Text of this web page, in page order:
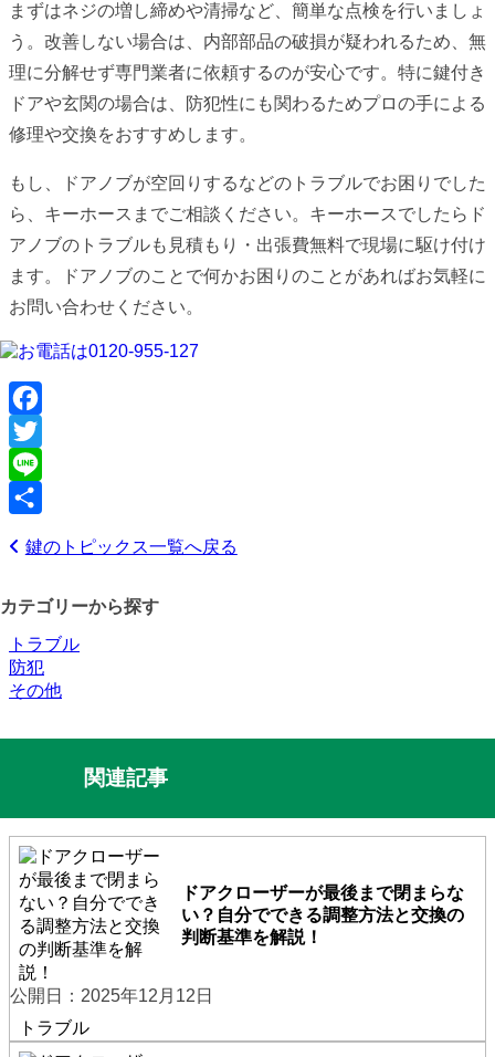
まずはネジの増し締めや清掃など、簡単な点検を行いましょ
う。改善しない場合は、内部部品の破損が疑われるため、無
理に分解せず専門業者に依頼するのが安心です。特に鍵付き
ドアや玄関の場合は、防犯性にも関わるためプロの手による
修理や交換をおすすめします。
もし、ドアノブが空回りするなどのトラブルでお困りでした
ら、キーホースまでご相談ください。キーホースでしたらド
アノブのトラブルも見積もり・出張費無料で現場に駆け付け
ます。ドアノブのことで何かお困りのことがあればお気軽に
お問い合わせください。
鍵のトピックス一覧へ戻る
カテゴリーから探す
トラブル
防犯
その他
関連記事
ドアクローザーが最後まで閉まらな
い？自分でできる調整方法と交換の
判断基準を解説！
公開日：2025年12月12日
トラブル